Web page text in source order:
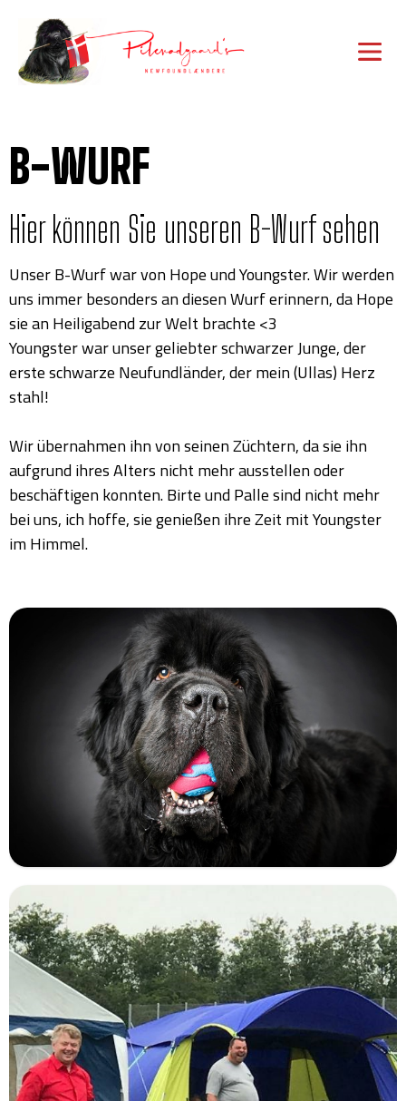
B-WURF
Hier können Sie unseren B-Wurf sehen
Unser B-Wurf war von Hope und Youngster. Wir werden
uns immer besonders an diesen Wurf erinnern, da Hope
sie an Heiligabend zur Welt brachte <3
Youngster war unser geliebter schwarzer Junge, der
erste schwarze Neufundländer, der mein (Ullas) Herz
stahl!
Wir übernahmen ihn von seinen Züchtern, da sie ihn
aufgrund ihres Alters nicht mehr ausstellen oder
beschäftigen konnten. Birte und Palle sind nicht mehr
bei uns, ich hoffe, sie genießen ihre Zeit mit Youngster
im Himmel.